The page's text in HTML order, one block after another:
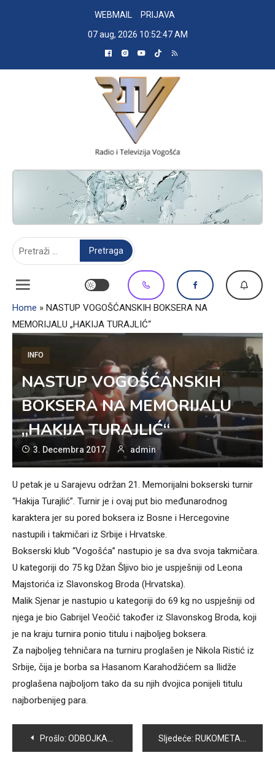
WEBMAIL
PRIJAVA
07 aug, 2026 10:52:48 AM
RADIO TELEVIZIJA VOGOŠĆA
Home » NASTUP VOGOŠĆANSKIH BOKSERA NA
MEMORIJALU „HAKIJA TURAJLIĆ“
INFO
NASTUP VOGOŠĆANSKIH
BOKSERA NA MEMORIJALU
„HAKIJA TURAJLIĆ“
3. Decembra 2017. admin
U petak je u Sarajevu održan 21. Memorijalni bokserski turnir
“Hakija Turajlić”. Turnir je i ovaj put bio međunarodnog
karaktera jer su pored boksera iz Bosne i Hercegovine
nastupili i takmičari iz Srbije i Hrvatske.
Bokserski klub “Vogošća” nastupio je sa dva svoja takmičara.
U kategoriji do 75 kg Džan Šljivo bio je uspješniji od Leona
Majstorića iz Slavonskog Broda (Hrvatska).
Malik Sjenar je nastupio u kategoriji do 69 kg no uspješniji od
njega je bio Gabrijel Veočić također iz Slavonskog Broda, koji
je na kraju turnira ponio titulu i najboljeg boksera.
Za najboljeg tehničara na turniru proglašen je Nikola Ristić iz
Srbije, čija je borba sa Hasanom Karahodžićem sa Ilidže
proglašena najboljom tako da su njih dvojica ponijeli titulu
najborbenijeg para.
Navigacija
Prošlo: ODBOJKAŠICE SMEČA SLAVILE POBJEDU PROTIV VOGOŠĆANKI Sljedeće: RUKOMETAŠI VOGOŠĆE POBIJEDILI IZVIĐAČ I PREUZELI VRH TABELE